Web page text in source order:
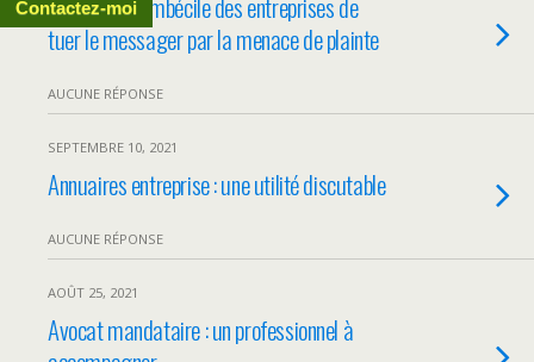
tuer le messager par la menace de plainte
AUCUNE RÉPONSE
SEPTEMBRE 10, 2021
Annuaires entreprise : une utilité discutable
AUCUNE RÉPONSE
AOÛT 25, 2021
Avocat mandataire : un professionnel à
Contactez-moi